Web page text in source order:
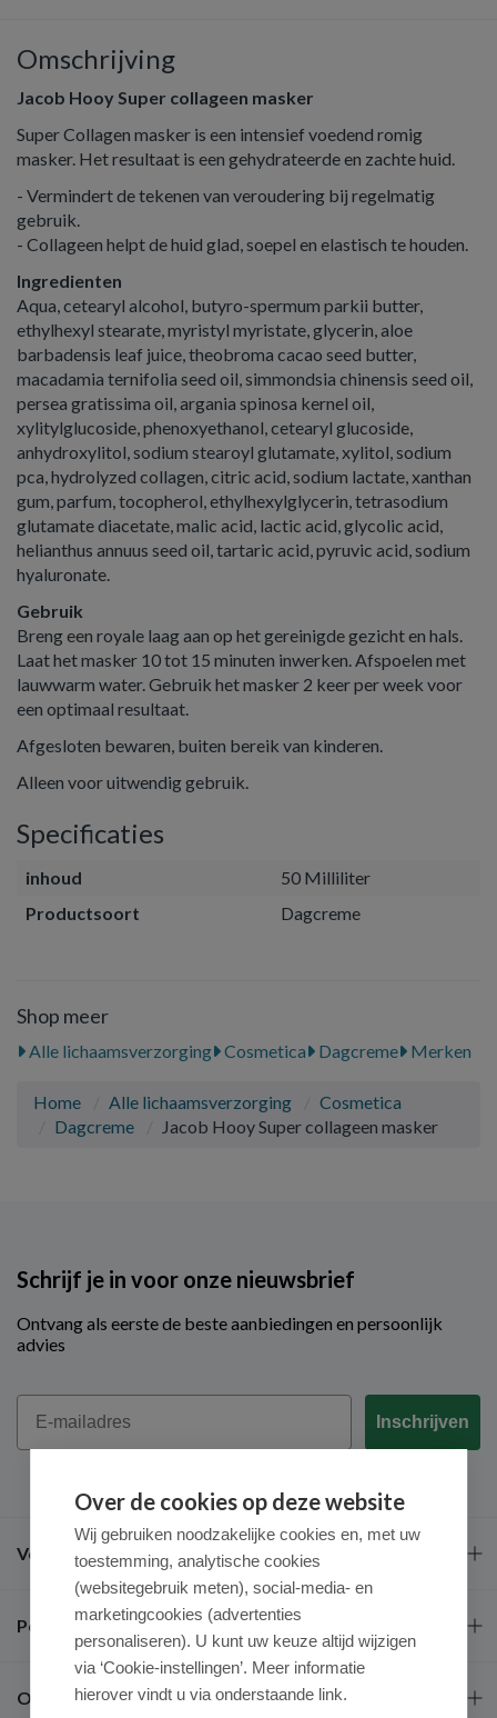
Omschrijving
Jacob Hooy Super collageen masker
Super Collagen masker is een intensief voedend romig
masker. Het resultaat is een gehydrateerde en zachte huid.
- Vermindert de tekenen van veroudering bij regelmatig
gebruik.
- Collageen helpt de huid glad, soepel en elastisch te houden.
Ingredienten
Aqua, cetearyl alcohol, butyro-spermum parkii butter,
ethylhexyl stearate, myristyl myristate, glycerin, aloe
barbadensis leaf juice, theobroma cacao seed butter,
macadamia ternifolia seed oil, simmondsia chinensis seed oil,
persea gratissima oil, argania spinosa kernel oil,
xylitylglucoside, phenoxyethanol, cetearyl glucoside,
anhydroxylitol, sodium stearoyl glutamate, xylitol, sodium
pca, hydrolyzed collagen, citric acid, sodium lactate, xanthan
gum, parfum, tocopherol, ethylhexylglycerin, tetrasodium
glutamate diacetate, malic acid, lactic acid, glycolic acid,
helianthus annuus seed oil, tartaric acid, pyruvic acid, sodium
hyaluronate.
Gebruik
Breng een royale laag aan op het gereinigde gezicht en hals.
Laat het masker 10 tot 15 minuten inwerken. Afspoelen met
lauwwarm water. Gebruik het masker 2 keer per week voor
een optimaal resultaat.
Afgesloten bewaren, buiten bereik van kinderen.
Alleen voor uitwendig gebruik.
Specificaties
inhoud
50 Milliliter
Productsoort
Dagcreme
Shop meer
Alle lichaamsverzorging Cosmetica Dagcreme Merken
Home Alle lichaamsverzorging
Cosmetica
Dagcreme
Jacob Hooy Super collageen masker
Schrijf je in voor onze nieuwsbrief
Ontvang als eerste de beste aanbiedingen en persoonlijk
advies
Email
Inschrijven
Veel gestelde vragen
Populaire merken
Over ons
Over de cookies op deze website
Wij gebruiken noodzakelijke cookies en, met uw
toestemming, analytische cookies
(websitegebruik meten), social-media- en
marketingcookies (advertenties
personaliseren). U kunt uw keuze altijd wijzigen
via ‘Cookie-instellingen’. Meer informatie
hierover vindt u via onderstaande link.